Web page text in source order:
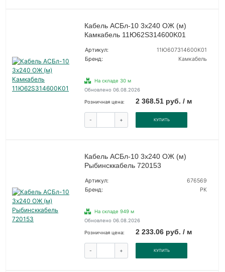
Кабель АСБл-10 3х240 ОЖ (м)
Камкабель 11Ю62S314600K01
Артикул:
11Ю607314600K01
Бренд:
Камкабель
На складе 30 м
Обновлено 06.08.2026
Розничная цена: 2 368.51 руб. / м
- + КУПИТЬ
Кабель АСБл-10 3х240 ОЖ (м)
Рыбинсккабель 720153
Артикул:
676569
Бренд:
РК
На складе 949 м
Обновлено 06.08.2026
Розничная цена: 2 233.06 руб. / м
- + КУПИТЬ